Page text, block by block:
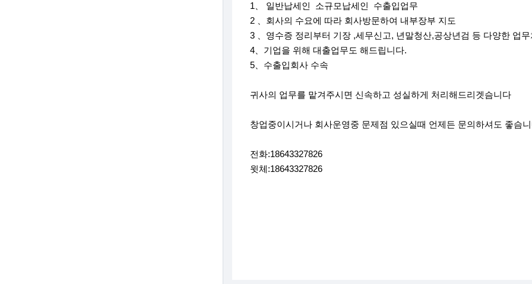
1、 일반납세인 소규모납세인 수출입업무
2 、회사의 수요에 따라 회사방문하여 내부장부 지도
3 、영수증 정리부터 기장 ,세무신고, 년말청산,공상년검 등 다양한 업무
4、기업을 위해 대출업무도 해드립니다.
5、수출입회사 수속
귀사의 업무를 맡겨주시면 신속하고 성실하게 처리해드리겟슴니다
창업중이시거나 회사운영중 문제점 있으실때 언제든 문의하셔도 좋슴
전화:18643327826
윗체:18643327826